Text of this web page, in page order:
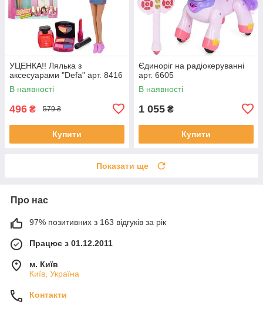
УЦЕНКА!! Лялька з
аксесуарами "Defa" арт. 8416
В наявності
496 ₴ 579 ₴
Купити
Єдиноріг на радіокеруванні
арт. 6605
В наявності
1 055 ₴
Купити
Показати ще
Про нас
97% позитивних з 163 відгуків за рік
Працює з 01.12.2011
м. Київ
Київ, Україна
Контакти